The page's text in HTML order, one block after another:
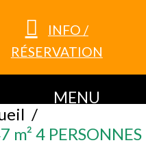
INFO /
RÉSERVATION
MENU
/
m² 4 PERSONNES